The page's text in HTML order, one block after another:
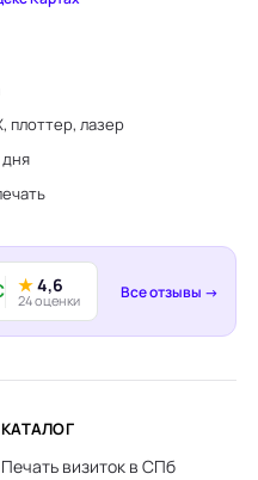
плоттер, лазер
★4,6
24 оценки Все отзывы →
КАТАЛОГ
Печать визиток в СПб